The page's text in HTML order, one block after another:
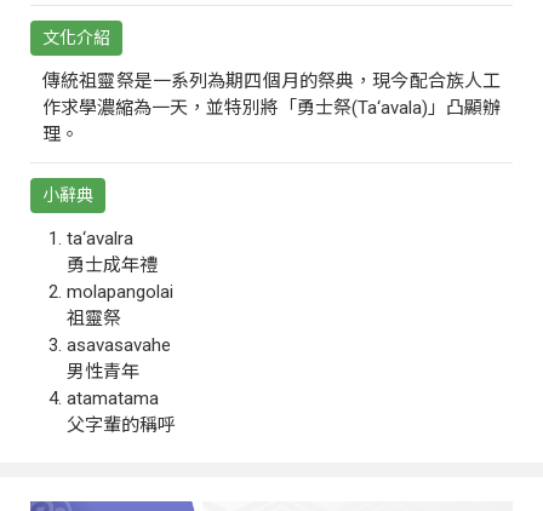
文化介紹
傳統祖靈祭是一系列為期四個月的祭典，現今配合族人工
作求學濃縮為一天，並特別將「勇士祭(Ta‘avala)」凸顯辦
理。
小辭典
ta‘avalra
勇士成年禮
molapangolai
祖靈祭
asavasavahe
男性青年
atamatama
父字輩的稱呼